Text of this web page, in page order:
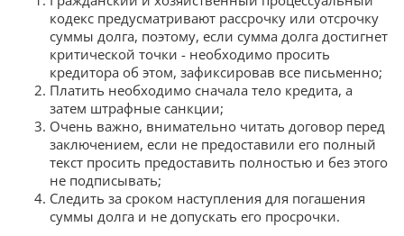
кодекс предусматривают рассрочку или отсрочку
суммы долга, поэтому, если сумма долга достигнет
критической точки - необходимо просить
кредитора об этом, зафиксировав все письменно;
Платить необходимо сначала тело кредита, а
затем штрафные санкции;
Очень важно, внимательно читать договор перед
заключением, если не предоставили его полный
текст просить предоставить полностью и без этого
не подписывать;
Следить за сроком наступления для погашения
суммы долга и не допускать его просрочки.